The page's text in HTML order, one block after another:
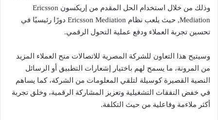
وذلك من خلال استخدام الحل المقدم من إريكسون Ericsson
Mediation, حيث يلعب نظام Ericsson Mediation دورًا رئيسيًا في
تحسين تجربة العملاء ودفع عملية التحول الرقمي.
وسيتيح هذا التعاون للشركة المصرية للاتصالات منح العملاء المزيد
من المرونة، ما يسمح لهم باختيار إشعارات التطبيق أو الرسائل
النصية القصيرة كوسيلة لتلقي المعلومات من الشركة، كما يساهم
في خفض النفقات التشغيلية وتعزيز المشاركة الرقمية، وخلق تجربة
أكثر ملاءمة وفاعلية من حيث التكلفة.